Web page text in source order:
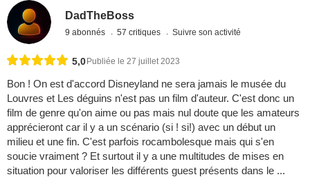
DadTheBoss
9 abonnés 57 critiques Suivre son activité
5,0 Publiée le 27 juillet 2023
Bon ! On est d'accord Disneyland ne sera jamais le musée du
Louvres et Les déguins n'est pas un film d'auteur. C'est donc un
film de genre qu'on aime ou pas mais nul doute que les amateurs
apprécieront car il y a un scénario (si ! si!) avec un début un
milieu et une fin. C'est parfois rocambolesque mais qui s'en
soucie vraiment ? Et surtout il y a une multitudes de mises en
situation pour valoriser les différents guest présents dans le ...